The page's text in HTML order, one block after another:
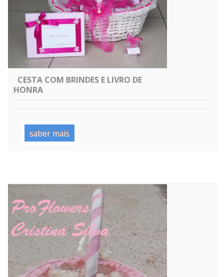
CESTA COM BRINDES E LIVRO DE
HONRA
saber mais